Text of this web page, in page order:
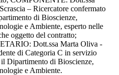
– Ricercatore confermato
di Bioscienze,
e Ambiente, esperto nelle
oggetto del contratto;
Dott.ssa Marta Oliva -
di Categoria C in servizio
il Dipartimento di Bioscienze,
e Ambiente.